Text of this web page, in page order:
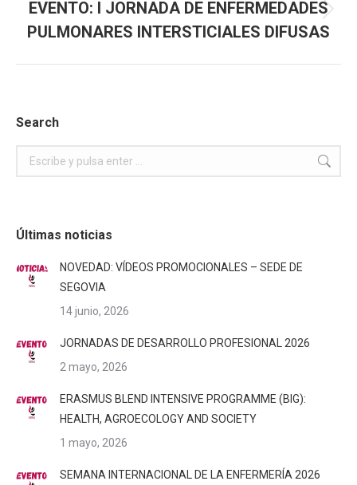
siguiente:
EVENTO: I JORNADA DE ENFERMEDADES
PULMONARES INTERSTICIALES DIFUSAS
Search
Buscar:
Últimas noticias
NOVEDAD: VÍDEOS PROMOCIONALES – SEDE DE
SEGOVIA
14 junio, 2026
JORNADAS DE DESARROLLO PROFESIONAL 2026
2 mayo, 2026
ERASMUS BLEND INTENSIVE PROGRAMME (BIG):
HEALTH, AGROECOLOGY AND SOCIETY
1 mayo, 2026
SEMANA INTERNACIONAL DE LA ENFERMERÍA 2026